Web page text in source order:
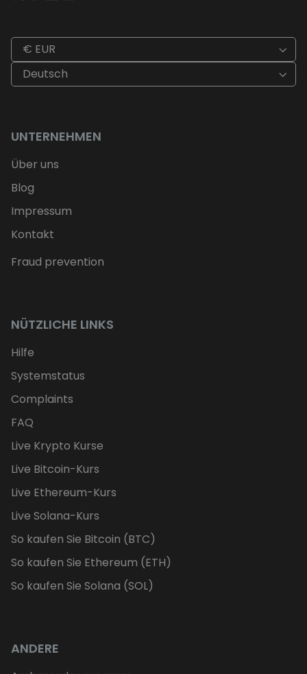
€ EUR
Deutsch
UNTERNEHMEN
Über uns
Blog
Impressum
Kontakt
Fraud prevention
NÜTZLICHE LINKS
Hilfe
Systemstatus
Complaints
FAQ
Live Krypto Kurse
Live Bitcoin-Kurs
Live Ethereum-Kurs
Live Solana-Kurs
So kaufen Sie Bitcoin (BTC)
So kaufen Sie Ethereum (ETH)
So kaufen Sie Solana (SOL)
ANDERE